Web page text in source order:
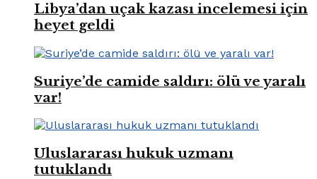
Libya’dan uçak kazası incelemesi için
heyet geldi
Suriye’de camide saldırı: ölü ve yaralı
var!
Uluslararası hukuk uzmanı
tutuklandı